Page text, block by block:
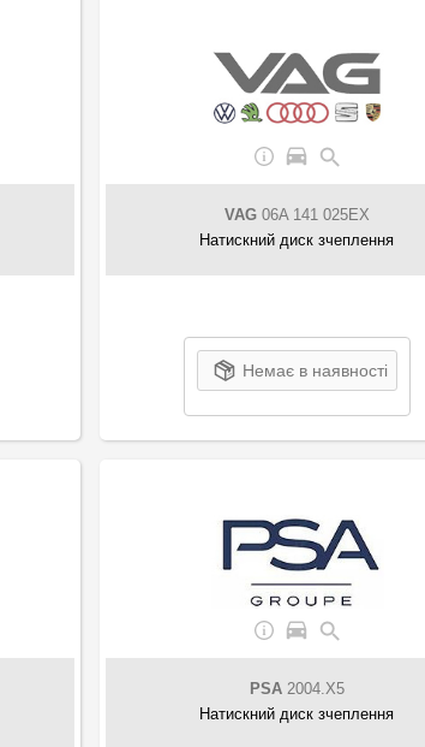
VAG06A 141 025EX
Натискний диск зчеплення
Немає в наявності
PSA2004.X5
Натискний диск зчеплення